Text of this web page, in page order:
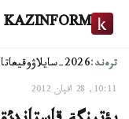
KAZINFORM
ترەند:2026-سايلاۋ وقيعا
10:11, 28 اقپان 2012